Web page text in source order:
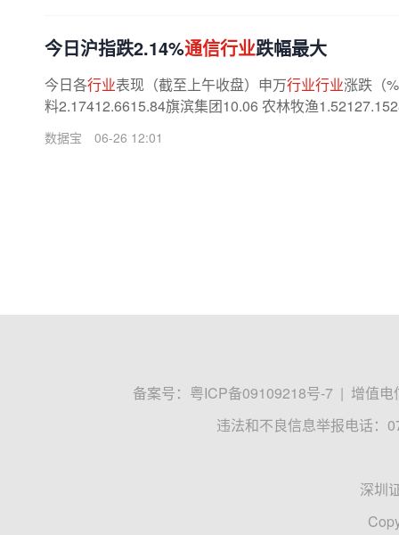
今日沪指跌2.14%通信行业跌幅最大
今日各行业表现（截至上午收盘）申万行业行业涨跌（
料2.17412.6615.84旗滨集团10.06 农林牧渔
数据宝 06-26 12:01
备案号： 粤ICP备09109218号-7 | 增值电
违法和不良信息举报电话：
深圳